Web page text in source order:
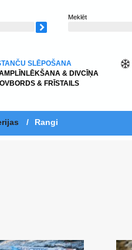
Meklēt
SLĒPOŠANA
& DIVCĪŅA
& FRĪSTAILS
/ Rangi